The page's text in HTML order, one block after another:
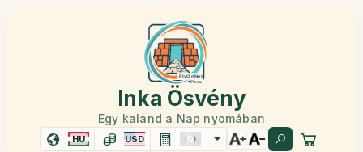
Inka Ösvény
Egy kaland a Nap nyomában
HU USD